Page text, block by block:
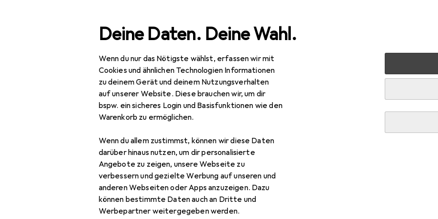
Deine Daten. Deine Wahl.
Wenn du nur das Nötigste wählst, erfassen wir mit
Cookies und ähnlichen Technologien Informationen
zu deinem Gerät und deinem Nutzungsverhalten
auf unserer Website. Diese brauchen wir, um dir
bspw. ein sicheres Login und Basisfunktionen wie den
Warenkorb zu ermöglichen.
Wenn du allem zustimmst, können wir diese Daten
darüber hinaus nutzen, um dir personalisierte
Angebote zu zeigen, unsere Webseite zu
verbessern und gezielte Werbung auf unseren und
anderen Webseiten oder Apps anzuzeigen. Dazu
können bestimmte Daten auch an Dritte und
Werbepartner weitergegeben werden.
Navigation nach Kategorien Gesamtsortiment Tierbedarf Vogel Karlie